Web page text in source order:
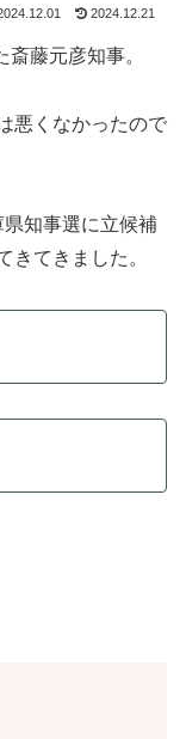
2024.12.21
藤元彦知事。
悪くなかったので
知事選に立候補
きてきました。